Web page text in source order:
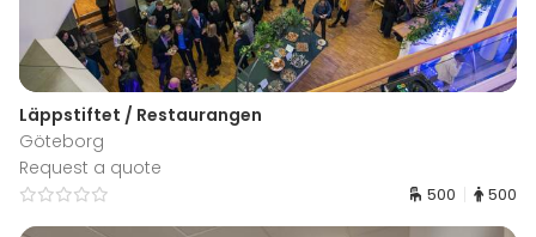
Läppstiftet / Restaurangen
Göteborg
Request a quote
500 500